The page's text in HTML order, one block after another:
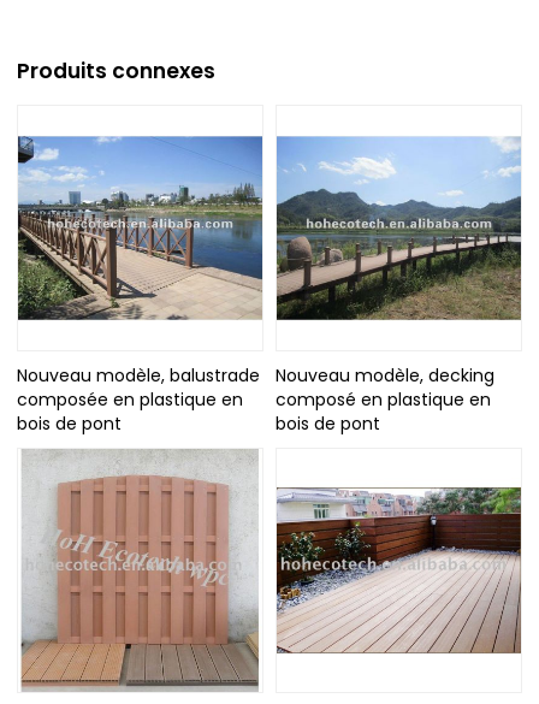
Produits connexes
Nouveau modèle, balustrade
composée en plastique en
bois de pont
Nouveau modèle, decking
composé en plastique en
bois de pont